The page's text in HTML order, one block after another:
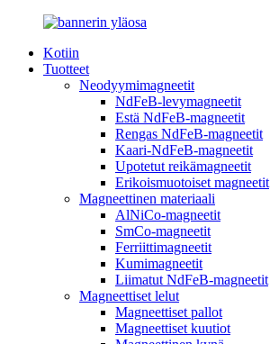
Kotiin
Tuotteet
Neodyymimagneetit
NdFeB-levymagneetit
Estä NdFeB-magneetit
Rengas NdFeB-magneetit
Kaari-NdFeB-magneetit
Upotetut reikämagneetit
Erikoismuotoiset magneetit
Magneettinen materiaali
AlNiCo-magneetit
SmCo-magneetit
Ferriittimagneetit
Kumimagneetit
Liimatut NdFeB-magneetit
Magneettiset lelut
Magneettiset pallot
Magneettiset kuutiot